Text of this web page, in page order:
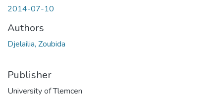
2014-07-10
Authors
Djelailia, Zoubida
Publisher
University of Tlemcen